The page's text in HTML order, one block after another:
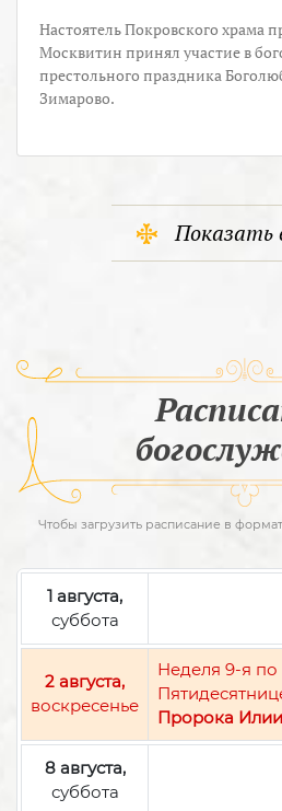
Настоятель Покровского храма
Москвитин принял участие в
престольного праздника
Зимарово.
Показать
Чтобы загрузить расписание в
1 августа,
суббота
2 августа,
воскресенье
Неделя 9-я по
Пророка Илии
8 августа,
суббота